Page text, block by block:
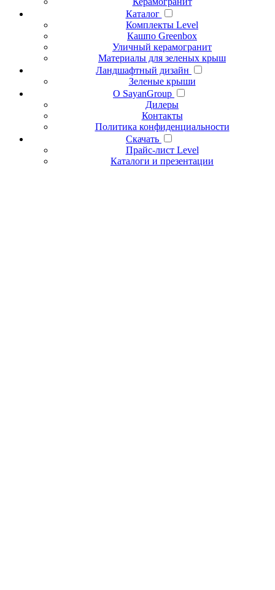
Каталог
Комплекты Level
Кашпо Greenbox
Уличный керамогранит
Материалы для зеленых крыш
Ландшафтный дизайн
Зеленые крыши
О SayanGroup
Дилеры
Контакты
Политика конфиденциальности
Скачать
Прайс-лист Level
Каталоги и презентации